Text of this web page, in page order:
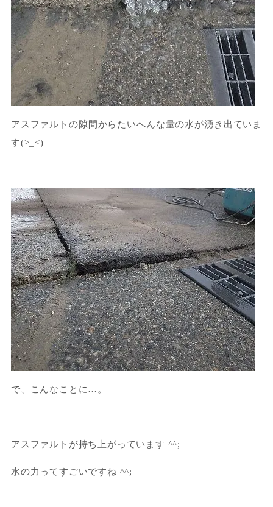
アスファルトの隙間からたいへんな量の水が湧き出ていま
す(>_<)
で、こんなことに…。
アスファルトが持ち上がっています ^^;
水の力ってすごいですね ^^;